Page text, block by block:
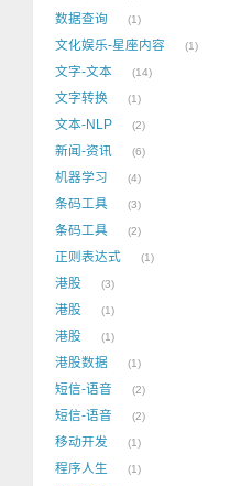
数据查询 1
文化娱乐-星座内容 1
文字-文本 14
文字转换 1
文本-NLP 2
新闻-资讯 6
机器学习 4
条码工具 3
条码工具 2
正则表达式 1
港股 3
港股 1
港股 1
港股数据 1
短信-语音 2
短信-语音 2
移动开发 1
程序人生 1